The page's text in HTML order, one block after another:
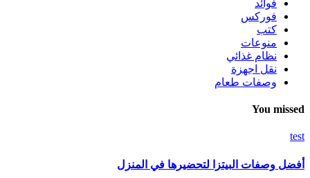
فوائد
فوركس
كتب
منوعات
نظام غذائي
نقل اجهزة
وصفات طعام
You missed
test
أفضل وصفات البيتزا لتحضيرها في المنزل